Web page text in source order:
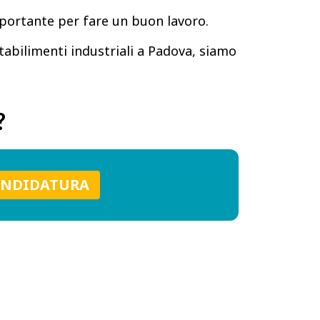
per fare un buon lavoro.
industriali a Padova, siamo